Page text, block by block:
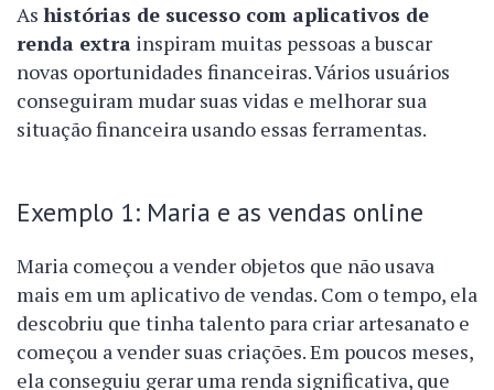
As histórias de sucesso com aplicativos de
renda extra inspiram muitas pessoas a buscar
novas oportunidades financeiras. Vários usuários
conseguiram mudar suas vidas e melhorar sua
situação financeira usando essas ferramentas.
Exemplo 1: Maria e as vendas online
Maria começou a vender objetos que não usava
mais em um aplicativo de vendas. Com o tempo, ela
descobriu que tinha talento para criar artesanato e
começou a vender suas criações. Em poucos meses,
ela conseguiu gerar uma renda significativa, que